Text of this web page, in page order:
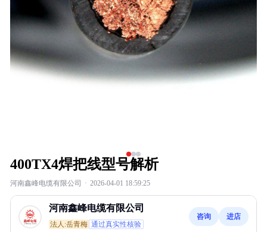
400TX4焊把线型号解析
河南鑫峰电缆有限公司 · 2026-04-01 18:59:25
河南鑫峰电缆有限公司
法人:岳青梅 通过真实性核验
咨询 进店